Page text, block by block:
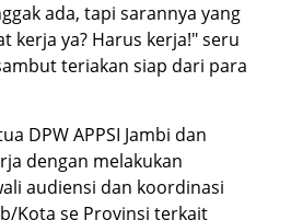
ada, tapi sarannya yang
kerja ya? Harus kerja!" seru
teriakan siap dari para
DPW APPSI Jambi dan
dengan melakukan
audiensi dan koordinasi
Kota se Provinsi terkait